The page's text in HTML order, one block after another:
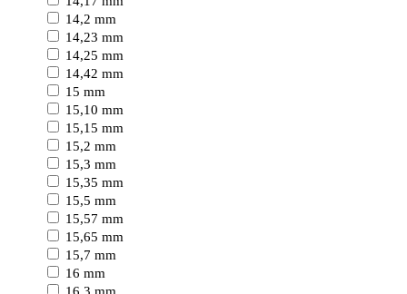
14,2 mm
14,23 mm
14,25 mm
14,42 mm
15 mm
15,10 mm
15,15 mm
15,2 mm
15,3 mm
15,35 mm
15,5 mm
15,57 mm
15,65 mm
15,7 mm
16 mm